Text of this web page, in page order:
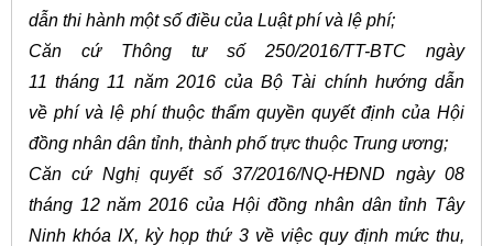
dẫn thi hành một số điều của Luật phí và lệ phí;
Căn cứ Thông tư số 250/2016/TT-BTC ngày
11 tháng 11 năm 2016 của Bộ Tài chính hướng dẫn
về phí và lệ phí thuộc thẩm quyền quyết định của Hội
đồng nhân dân tỉnh, thành phố trực thuộc Trung ương;
Căn cứ Nghị quyết số 37/2016/NQ-HĐND ngày 08
tháng 12 năm 2016 của Hội đồng nhân dân tỉnh Tây
Ninh khóa IX, kỳ họp thứ 3 về việc quy định mức thu,